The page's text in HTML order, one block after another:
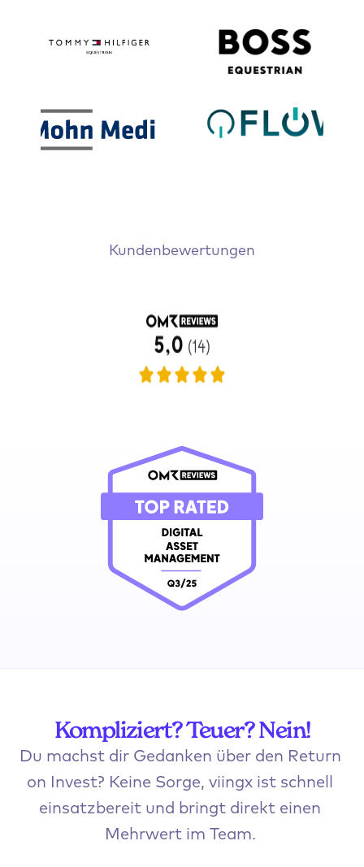
Kundenbewertungen
Kompliziert? Teuer? Nein!
Du machst dir Gedanken über den Return
on Invest? Keine Sorge, viingx ist schnell
einsatzbereit und bringt direkt einen
Mehrwert im Team.